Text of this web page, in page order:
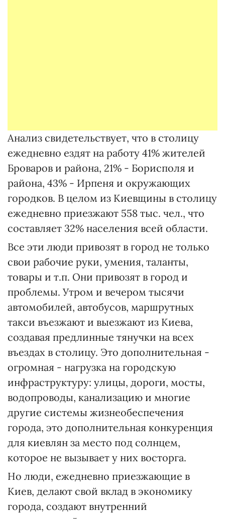
Анализ свидетельствует, что в столицу
ежедневно ездят на работу 41% жителей
Броваров и района, 21% - Борисполя и
района, 43% - Ирпеня и окружающих
городков. В целом из Киевщины в столицу
ежедневно приезжают 558 тыс. чел., что
составляет 32% населения всей области.
Все эти люди привозят в город не только
свои рабочие руки, умения, таланты,
товары и т.п. Они привозят в город и
проблемы. Утром и вечером тысячи
автомобилей, автобусов, маршрутных
такси въезжают и выезжают из Киева,
создавая предлинные тянучки на всех
въездах в столицу. Это дополнительная -
огромная - нагрузка на городскую
инфраструктуру: улицы, дороги, мосты,
водопроводы, канализацию и многие
другие системы жизнеобеспечения
города, это дополнительная конкуренция
для киевлян за место под солнцем,
которое не вызывает у них восторга.
Но люди, ежедневно приезжающие в
Киев, делают свой вклад в экономику
города, создают внутренний